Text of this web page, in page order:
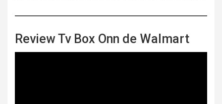
Review Tv Box Onn de Walmart